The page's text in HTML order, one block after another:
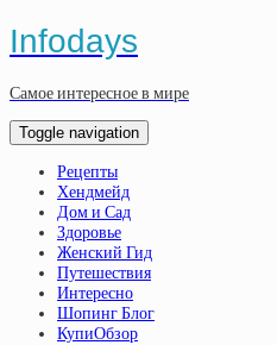
Infodays
Самое интересное в мире
Toggle navigation
Рецепты
Хендмейд
Дом и Сад
Здоровье
Женский Гид
Путешествия
Интересно
Шопинг Блог
КупиОбзор